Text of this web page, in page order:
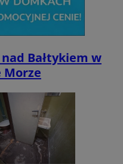
Bałtykiem w
Morze